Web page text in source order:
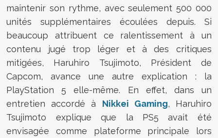
maintenir son rythme, avec seulement 500 000
unités supplémentaires écoulées depuis. Si
beaucoup attribuent ce ralentissement à un
contenu jugé trop léger et à des critiques
mitigées, Haruhiro Tsujimoto, Président de
Capcom, avance une autre explication : la
PlayStation 5 elle-même. En effet, dans un
entretien accordé à Nikkei Gaming, Haruhiro
Tsujimoto explique que la PS5 avait été
envisagée comme plateforme principale lors